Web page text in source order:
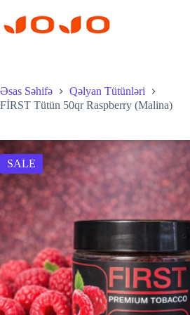
content
Əsas Səhifə
Qəlyan Tütünləri
FİRST Tütün 50qr Raspberry (Malina)
SALE